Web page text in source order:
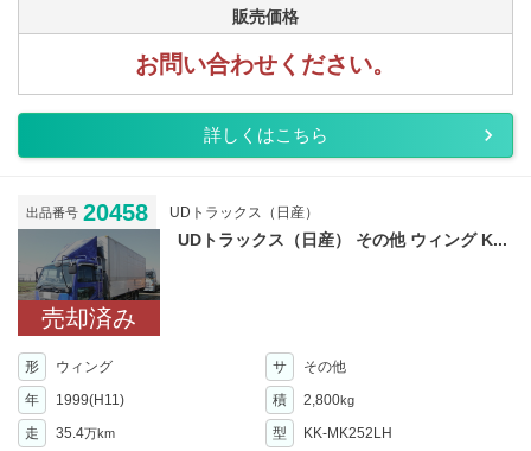
販売価格
お問い合わせください。
詳しくはこちら
出品番号 20458 UDトラックス（日産）
売却済み
UDトラックス（日産） その他 ウィング K...
形 ウィング サ
その他
年
1999(H11) 積 2,800kg
走 35.4万km 型
KK-MK252LH